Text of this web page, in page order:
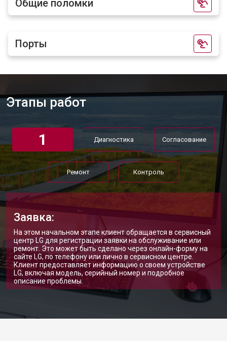
Общие поломки
Порты
Этапы работ
1 Диагностика Согласование
Ремонт Контроль
Заявка:
На этом начальном этапе клиент обращается в сервисный
центр LG для регистрации заявки на обслуживание или
ремонт. Это может быть сделано через онлайн-форму на
сайте LG, по телефону или лично в сервисном центре.
Клиент предоставляет информацию о своем устройстве
LG, включая модель, серийный номер и подробное
описание проблемы.